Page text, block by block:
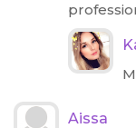
Aissa